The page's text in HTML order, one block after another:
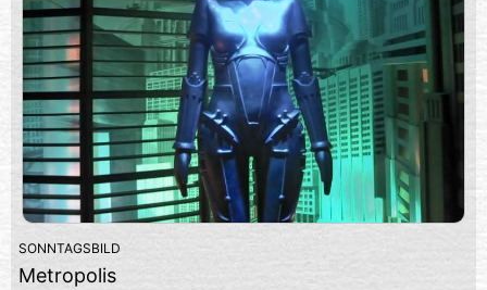
SONNTAGSBILD
Metropolis